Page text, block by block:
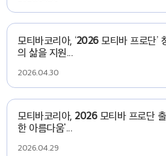
모티바코리아, ‘2026모티바 프로단’
의 삶을 지원...
2026.04.30
모티바코리아, 2026모티바 프로단 출
한 아름다움'...
2026.04.29